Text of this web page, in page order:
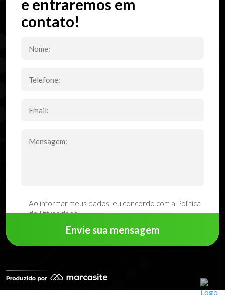
e entraremos em
contato!
Ao informar meus dados, eu concordo com a Política
de Privacidade